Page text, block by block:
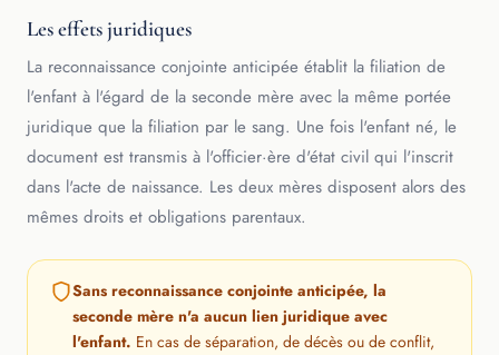
Les effets juridiques
La reconnaissance conjointe anticipée établit la filiation de
l'enfant à l'égard de la seconde mère avec la même portée
juridique que la filiation par le sang. Une fois l'enfant né, le
document est transmis à l'officier·ère d'état civil qui l'inscrit
dans l'acte de naissance. Les deux mères disposent alors des
mêmes droits et obligations parentaux.
Sans reconnaissance conjointe anticipée, la
seconde mère n'a aucun lien juridique avec
l'enfant. En cas de séparation, de décès ou de conflit,